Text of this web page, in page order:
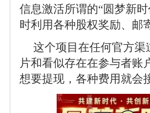
信息激活所谓的“圆梦新
时利用各种股权奖励、邮
这个项目在任何官方
片和看似存在在参与者账
想要提现，各种费用就会